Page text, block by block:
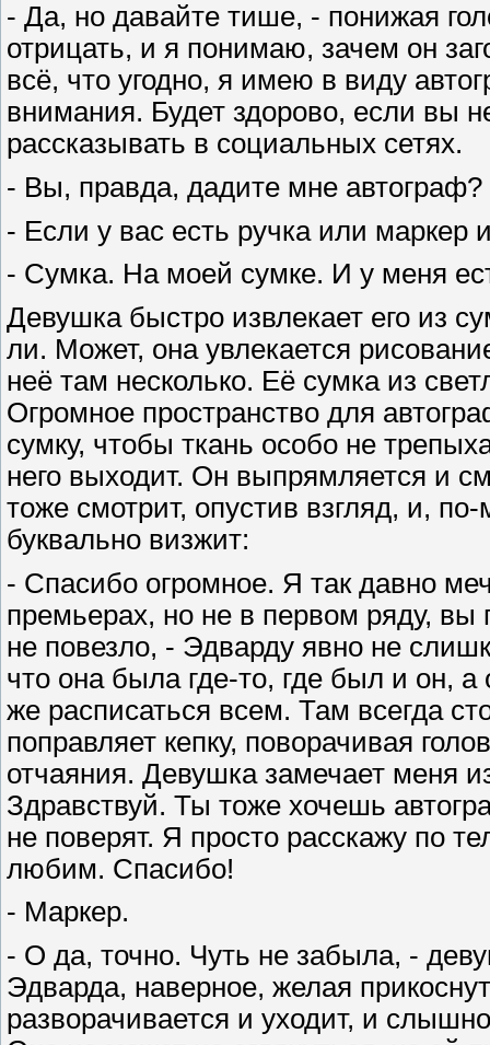
- Да, но давайте тише, - понижая
отрицать, и я понимаю, зачем он
всё, что угодно, я имею в виду
внимания. Будет здорово, если вы
рассказывать в социальных сетях.
- Вы, правда, дадите мне автограф?
- Если у вас есть ручка или маркер
- Сумка. На моей сумке. И у меня
Девушка быстро извлекает его из
ли. Может, она увлекается
неё там несколько. Её сумка из
Огромное пространство для
сумку, чтобы ткань особо не
него выходит. Он выпрямляется и
тоже смотрит, опустив взгляд, и,
буквально визжит:
- Спасибо огромное. Я так давно
премьерах, но не в первом ряду,
не повезло, - Эдварду явно не
что она была где-то, где был и он,
же расписаться всем. Там всегда
поправляет кепку, поворачивая
отчаяния. Девушка замечает меня
Здравствуй. Ты тоже хочешь
не поверят. Я просто расскажу по
любим. Спасибо!
- Маркер.
- О да, точно. Чуть не забыла, -
Эдварда, наверное, желая
разворачивается и уходит, и